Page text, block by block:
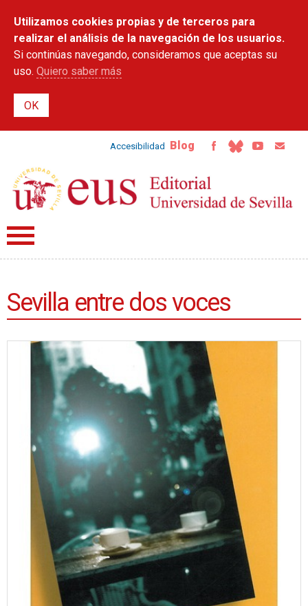
contenido
principal
Utilizamos cookies propias y de terceros para
realizar el análisis de la navegación de los usuarios.
Si continúas navegando, consideramos que aceptas su
uso. Quiero saber más
Accesibilidad Blog
Sevilla entre dos voces